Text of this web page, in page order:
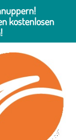
kostenlosen